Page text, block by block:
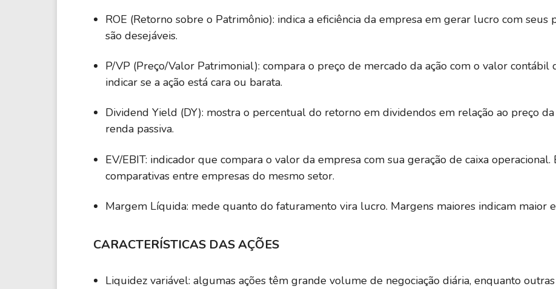
ROE (Retorno sobre o Patrimônio): indica a eficiência da empresa em gerar lucro com seus
são desejáveis.
P/VP (Preço/Valor Patrimonial): compara o preço de mercado da ação com o valor contábil
indicar se a ação está cara ou barata.
Dividend Yield (DY): mostra o percentual do retorno em dividendos em relação ao preço
renda passiva.
EV/EBIT: indicador que compara o valor da empresa com sua geração de caixa
comparativas entre empresas do mesmo setor.
Margem Líquida: mede quanto do faturamento vira lucro. Margens maiores indicam maior
CARACTERÍSTICAS DAS AÇÕES
Liquidez variável: algumas ações têm grande volume de negociação diária, enquanto